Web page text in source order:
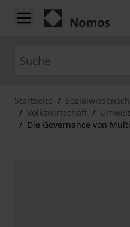
Zum Inhalt springen
Startseite /
/ Volkswirtschaft /
/ Die Governance von